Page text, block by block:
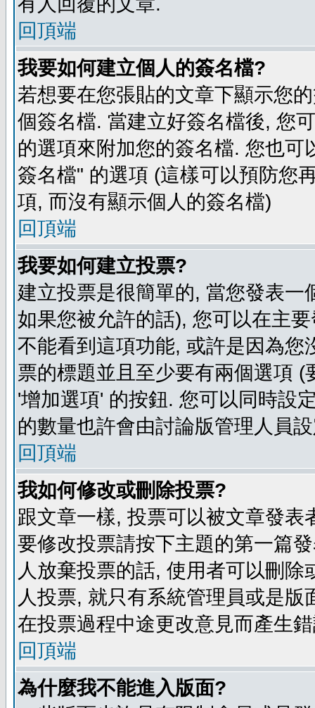
回頂端
我要如何建立個人的簽名檔?
若想要在您張貼的文章下顯示您
個簽名檔. 當建立好簽名檔後, 您
的選項來附加您的簽名檔. 您也
簽名檔" 的選項 (這樣可以預防您
項, 而沒有顯示個人的簽名檔)
回頂端
我要如何建立投票?
建立投票是很簡單的, 當您發表
如果您被允許的話), 您可以在主
不能看到這項功能, 或許是因為
票的標題並且至少要有兩個選項
'增加選項' 的按鈕. 您可以同時設
的數量也許會由討論版管理人員
回頂端
我如何修改或刪除投票?
跟文章一樣, 投票可以被文章發
要修改投票請按下主題的第一篇
人放棄投票的話, 使用者可以刪
人投票, 就只有系統管理員或是
在投票過程中途更改意見而產生
回頂端
為什麼我不能進入版面?